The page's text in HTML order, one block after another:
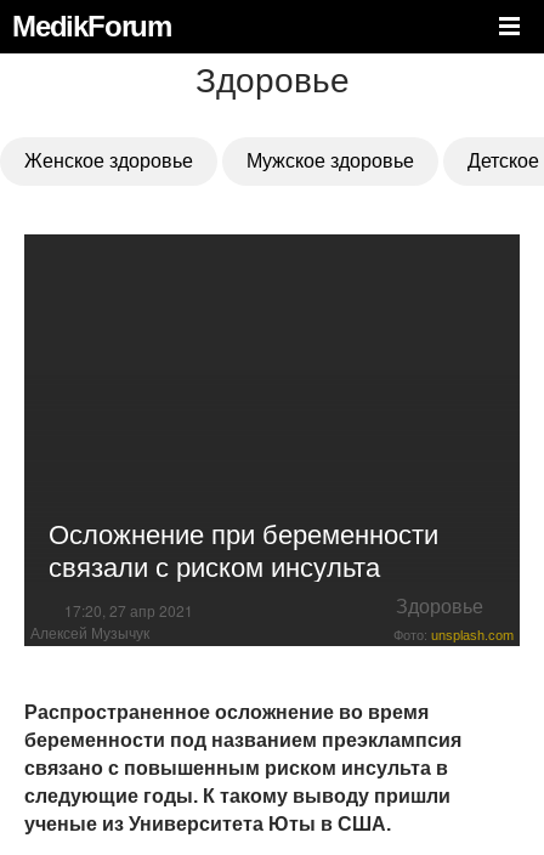
MedikForum
Здоровье
Женское здоровье Мужское здоровье
Осложнение при беременности
связали с риском инсульта
17:20, 27 апр 2021 Здоровье
Алексей Музычук Фото: unsplash.com
Распространенное осложнение во время
беременности под названием преэклампсия
связано с повышенным риском инсульта в
следующие годы. К такому выводу пришли
ученые из Университета Юты в США.